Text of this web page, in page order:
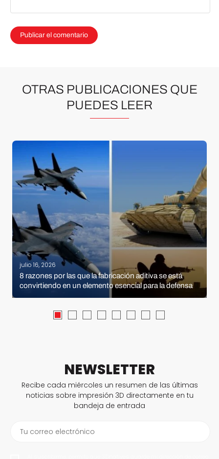
OTRAS PUBLICACIONES QUE
PUEDES LEER
julio 16, 2026
8 razones por las que la fabricación aditiva se está
convirtiendo en un elemento esencial para la defensa
NEWSLETTER
Recibe cada miércoles un resumen de las últimas
noticias sobre impresión 3D directamente en tu
bandeja de entrada
Tu correo electrónico